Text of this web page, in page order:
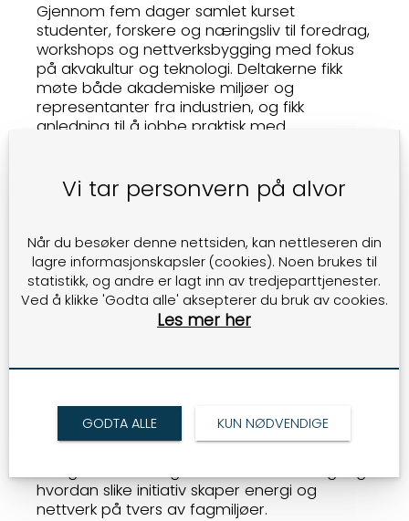
Gjennom fem dager samlet kurset
studenter, forskere og næringsliv til foredrag,
workshops og nettverksbygging med fokus
på akvakultur og teknologi. Deltakerne fikk
møte både akademiske miljøer og
representanter fra industrien, og fikk
anledning til å jobbe praktisk med
Aqua-Tech-skolen er en del av samarbeidet
mellom UiS og FOMO, som har pågått over
som Innovation Mornings, der forskere og
næringsliv presenterer prosjekter og
diskuterer muligheter for samarbeid.
Formålet med disse aktivitetene er å skape
næringsliv. For UiS-studentene gir dette en
innsikt i ny forskning og kontakt med
fremtidens arbeidskraft.
hvordan slike initiativ skaper energi og
nettverk på tvers av fagmiljøer.
Vi tar personvern på alvor
Når du besøker denne nettsiden, kan nettleseren din
lagre informasjonskapsler (cookies). Noen brukes til
statistikk, og andre er lagt inn av tredjeparttjenester.
Ved å klikke 'Godta alle' aksepterer du bruk av cookies.
Les mer her
GODTA ALLE KUN NØDVENDIGE